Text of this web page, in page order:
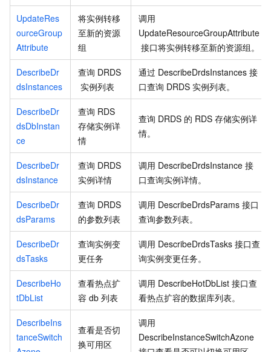
UpdateRes
ourceGroup
Attribute
将实例转移
至新的资源
组
调用
UpdateResourceGroupAttribute
接口将实例转移至新的资源组。
DescribeDr
dsInstances
查询 DRDS
实例列表
通过 DescribeDrdsInstances 接
口查询 DRDS 实例列表。
DescribeDr
dsDbInstan
ce
查询 RDS
存储实例详
情
查询 DRDS 的 RDS 存储实例详
情。
DescribeDr
dsInstance
查询 DRDS
实例详情
调用 DescribeDrdsInstance 接
口查询实例详情。
DescribeDr
dsParams
查询 DRDS
的参数列表
调用 DescribeDrdsParams 接口
查询参数列表。
DescribeDr
dsTasks
查询实例变
更任务
调用 DescribeDrdsTasks 接口查
询实例变更任务。
DescribeHo
tDbList
查看热点扩
容 db 列表
调用 DescribeHotDbList 接口查
看热点扩容的数据库列表。
DescribeIns
tanceSwitch
查看是否切
换可用区
调用
DescribeInstanceSwitchAzone